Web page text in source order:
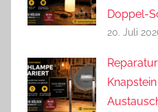
Doppel-
20. Juli